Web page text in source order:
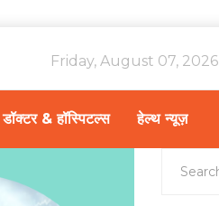
Friday, August 07, 2026
डॉक्टर & हॉस्पिटल्स हेल्थ न्यूज़